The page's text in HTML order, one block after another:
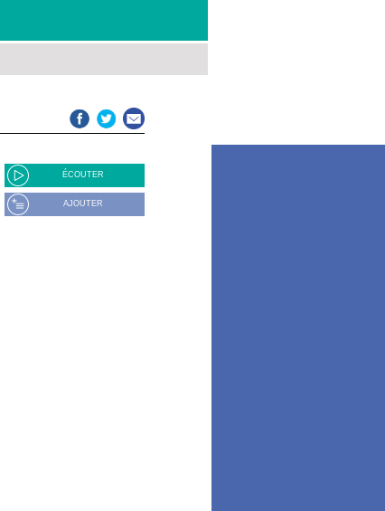
ÉCOUTER
AJOUTER